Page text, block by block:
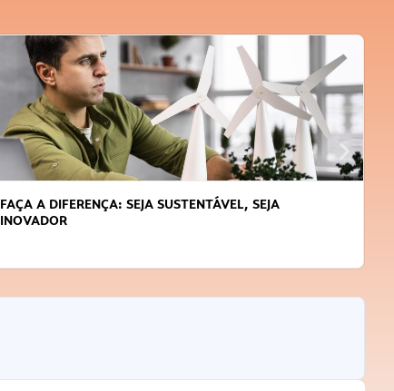
FAÇA A DIFERENÇA: SEJA SUSTENTÁVEL, SEJA
INOVADOR